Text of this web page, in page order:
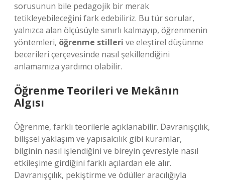
sorusunun bile pedagojik bir merak
tetikleyebileceğini fark edebiliriz. Bu tür sorular,
yalnızca alan ölçüsüyle sınırlı kalmayıp, öğrenmenin
yöntemleri, öğrenme stilleri ve eleştirel düşünme
becerileri çerçevesinde nasıl şekillendiğini
anlamamıza yardımcı olabilir.
Öğrenme Teorileri ve Mekânın
Algısı
Öğrenme, farklı teorilerle açıklanabilir. Davranışçılık,
bilişsel yaklaşım ve yapısalcılık gibi kuramlar,
bilginin nasıl işlendiğini ve bireyin çevresiyle nasıl
etkileşime girdiğini farklı açılardan ele alır.
Davranışçılık, pekiştirme ve ödüller aracılığıyla